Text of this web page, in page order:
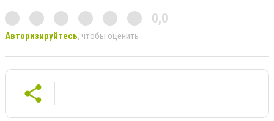
0,0
Авторизируйтесь, чтобы оценить